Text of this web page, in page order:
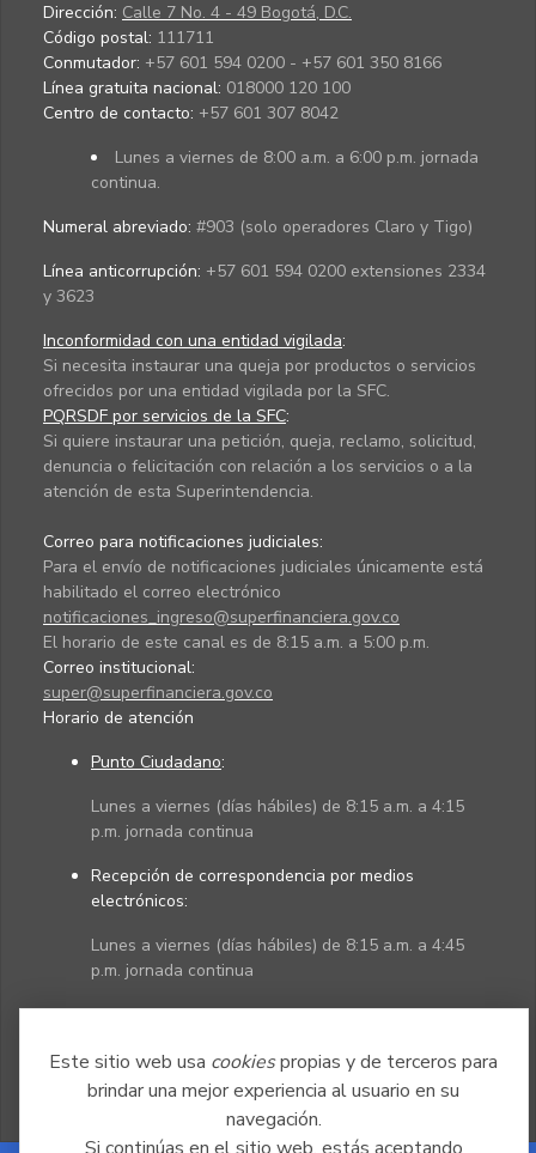
Este sitio web usa cookiespropias y de terceros para
brindar una mejor experiencia al usuario en su
navegación.
Dirección: Calle 7 No. 4 - 49 Bogotá, D.C.
Código postal: 111711
Conmutador: +57 601 594 0200 - +57 601 350 8166
Línea gratuita nacional: 018000 120 100
Centro de contacto: +57 601 307 8042
Lunes a viernes de 8:00 a.m. a 6:00 p.m. jornada
continua.
Numeral abreviado: #903 (solo operadores Claro y Tigo)
Línea anticorrupción: +57 601 594 0200 extensiones 2334
y 3623
Inconformidad con una entidad vigilada:
Si necesita instaurar una queja por productos o servicios
ofrecidos por una entidad vigilada por la SFC.
PQRSDF por servicios de la SFC:
Si quiere instaurar una petición, queja, reclamo, solicitud,
denuncia o felicitación con relación a los servicios o a la
atención de esta Superintendencia.
Correo para notificaciones judiciales:
Para el envío de notificaciones judiciales únicamente está
habilitado el correo electrónico
notificaciones_ingreso@superfinanciera.gov.co
El horario de este canal es de 8:15 a.m. a 5:00 p.m.
Correo institucional:
super@superfinanciera.gov.co
Horario de atención
Punto Ciudadano:
Lunes a viernes (días hábiles) de 8:15 a.m. a 4:15
p.m. jornada continua
Recepción de correspondencia por medios
electrónicos:
Lunes a viernes (días hábiles) de 8:15 a.m. a 4:45
p.m. jornada continua